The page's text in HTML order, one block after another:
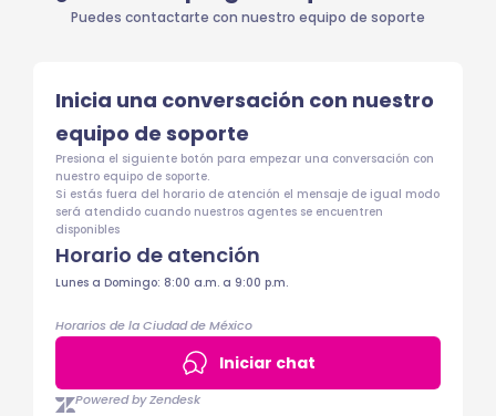
Puedes contactarte con nuestro equipo de soporte
Inicia una conversación con nuestro
equipo de soporte
Presiona el siguiente botón para empezar una conversación con
nuestro equipo de soporte.
Si estás fuera del horario de atención el mensaje de igual modo
será atendido cuando nuestros agentes se encuentren
disponibles
Horario de atención
Lunes a Domingo: 8:00 a.m. a 9:00 p.m.
Horarios de la Ciudad de México
Iniciar chat
Powered by Zendesk